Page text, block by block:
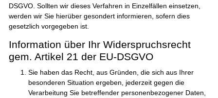
DSGVO. Sollten wir dieses Verfahren in Einzelfällen einsetzen,
werden wir Sie hierüber gesondert informieren, sofern dies
gesetzlich vorgegeben ist.
Information über Ihr Widerspruchsrecht
gem. Artikel 21 der EU-DSGVO
Sie haben das Recht, aus Gründen, die sich aus Ihrer
besonderen Situation ergeben, jederzeit gegen die
Verarbeitung Sie betreffender personenbezogener Daten,